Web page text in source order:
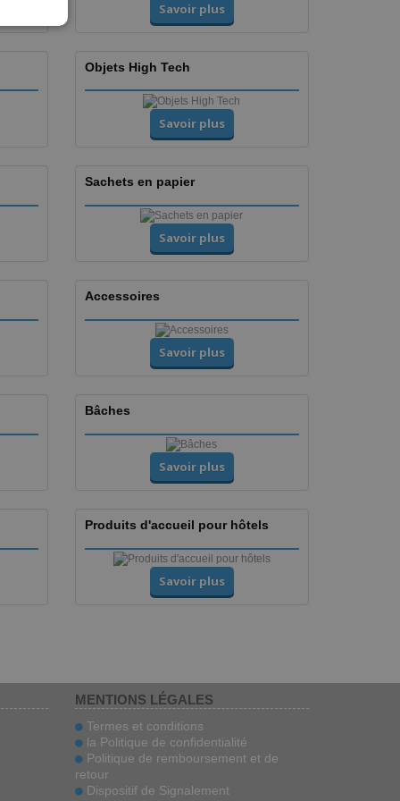
Savoir plus
Objets High Tech
Savoir plus
Sachets en papier
Savoir plus
Accessoires
Savoir plus
Bâches
Savoir plus
Produits d'accueil pour hôtels
Savoir plus
MENTIONS LÉGALES
Termes et conditions
la Politique de confidentialité
Politique de remboursement et de
retour
Dispositif de Signalement